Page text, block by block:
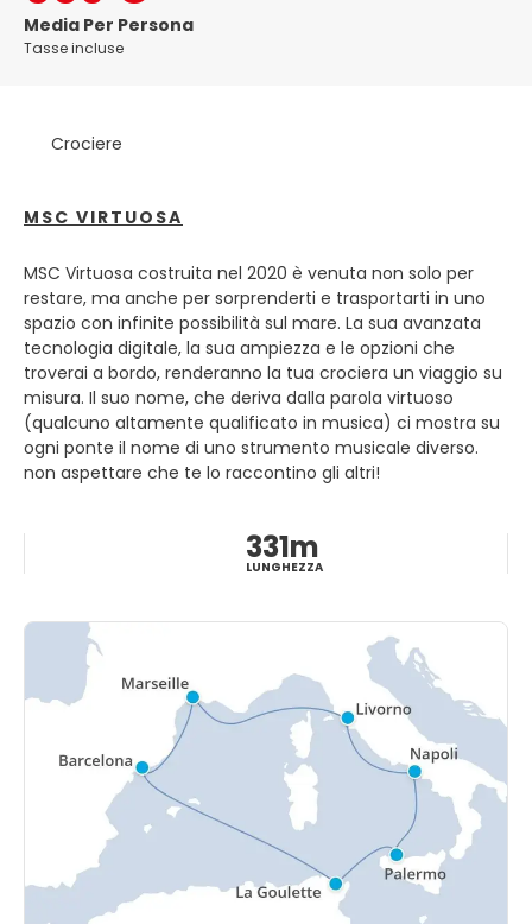
Media Per Persona
Tasse incluse
Crociere
MSC VIRTUOSA
MSC Virtuosa costruita nel 2020 è venuta non solo per
restare, ma anche per sorprenderti e trasportarti in uno
spazio con infinite possibilità sul mare. La sua avanzata
tecnologia digitale, la sua ampiezza e le opzioni che
troverai a bordo, renderanno la tua crociera un viaggio su
misura. Il suo nome, che deriva dalla parola virtuoso
(qualcuno altamente qualificato in musica) ci mostra su
ogni ponte il nome di uno strumento musicale diverso.
non aspettare che te lo raccontino gli altri!
331m
LUNGHEZZA
una splendida posizione, rannicchiata tra scoscese colline
calcaree e un'ampia baia, ed è ricca di storia, che non è
sempre stata piacevole.
300 giorni di sole all'anno.
attraente.
passeggiare nei suoi vecchi quartieri intorno al Vieux Port,
nei giardini con le antiche rovine o nei giardini del Palazzo
Longchamp e, naturalmente, sulla spianata di Notre-
Dame-de-la-Garde Cattedrale, che domina l'intera città